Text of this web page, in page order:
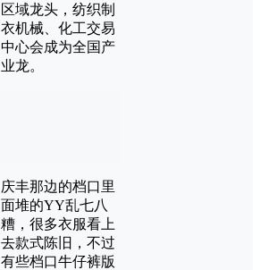
区域龙头，纺织制
衣机械、化工交易
中心会成为全国产
业龙。
庆丰那边的档口里
面堆的YY乱七八
糟，很多衣服看上
去款式陈旧，不过
有些档口牛仔裤版